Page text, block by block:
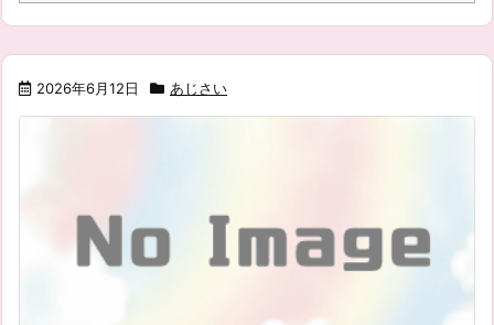
2026年6月12日 あじさい